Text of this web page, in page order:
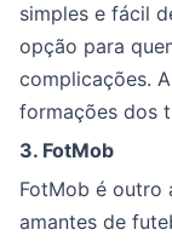
simples e fácil
opção para
complicações.
formações dos
3. FotMob
FotMob é outro
amantes de